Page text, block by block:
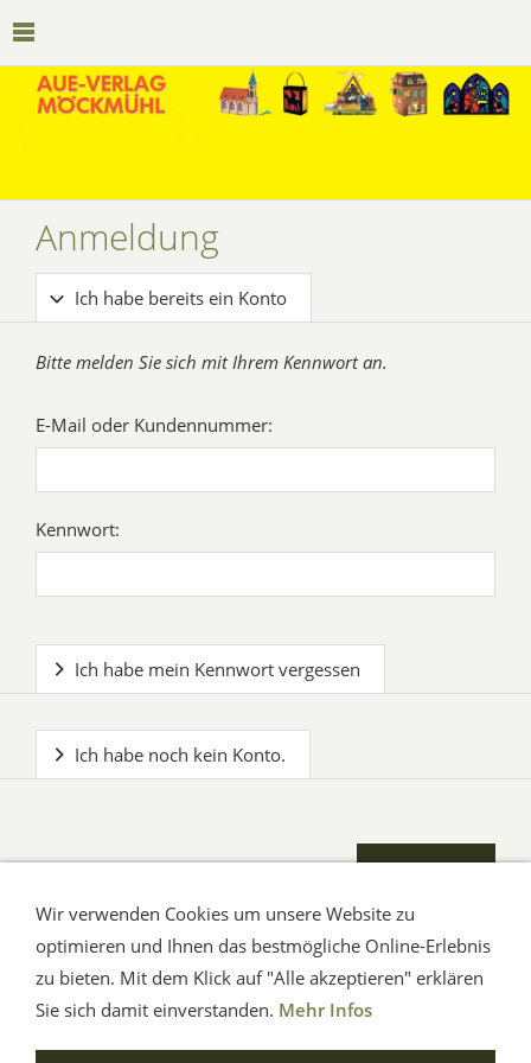
Anmeldung
Ich habe bereits ein Konto
Bitte melden Sie sich mit Ihrem Kennwort an.
E-Mail oder Kundennummer:
Kennwort:
Ich habe mein Kennwort vergessen
Ich habe noch kein Konto.
AGB Impressum Hilfe
Verbraucherhinweise
Datenschutz
© Aue-Verlag GmbH, Möckmühl
Wir verwenden Cookies um unsere Website zu
optimieren und Ihnen das bestmögliche Online-Erlebnis
zu bieten. Mit dem Klick auf "Alle akzeptieren" erklären
Sie sich damit einverstanden. Mehr Infos